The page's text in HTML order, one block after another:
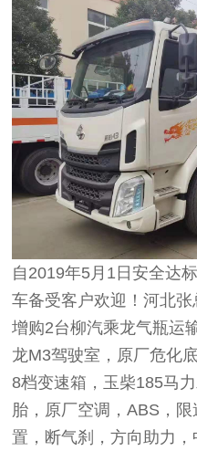
自2019年5月1日安全达
车备受客户欢迎！河北
增购2台柳汽乘龙气瓶运
龙M3驾驶室，原厂危化
8档变速箱，玉柴185马
胎，原厂空调，ABS，
置，断气刹，方向助力